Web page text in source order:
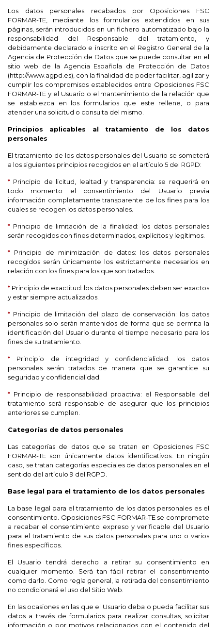
Los datos personales recabados por Oposiciones FSC
FORMAR-TE, mediante los formularios extendidos en sus
páginas, serán introducidos en un fichero automatizado bajo la
responsabilidad del Responsable del tratamiento, y
debidamente declarado e inscrito en el Registro General de la
Agencia de Protección de Datos que se puede consultar en el
sitio web de la Agencia Española de Protección de Datos
(http://www.agpd.es), con la finalidad de poder facilitar, agilizar y
cumplir los compromisos establecidos entre Oposiciones FSC
FORMAR-TE y el Usuario o el mantenimiento de la relación que
se establezca en los formularios que este rellene, o para
atender una solicitud o consulta del mismo.
Principios aplicables al tratamiento de los datos
personales
El tratamiento de los datos personales del Usuario se someterá
a los siguientes principios recogidos en el artículo 5 del RGPD:
* Principio de licitud, lealtad y transparencia: se requerirá en
todo momento el consentimiento del Usuario previa
información completamente transparente de los fines para los
cuales se recogen los datos personales.
* Principio de limitación de la finalidad: los datos personales
serán recogidos con fines determinados, explícitos y legítimos.
* Principio de minimización de datos: los datos personales
recogidos serán únicamente los estrictamente necesarios en
relación con los fines para los que son tratados.
* Principio de exactitud: los datos personales deben ser exactos
y estar siempre actualizados.
* Principio de limitación del plazo de conservación: los datos
personales solo serán mantenidos de forma que se permita la
identificación del Usuario durante el tiempo necesario para los
fines de su tratamiento.
* Principio de integridad y confidencialidad: los datos
personales serán tratados de manera que se garantice su
seguridad y confidencialidad.
* Principio de responsabilidad proactiva: el Responsable del
tratamiento será responsable de asegurar que los principios
anteriores se cumplen.
Categorías de datos personales
Las categorías de datos que se tratan en Oposiciones FSC
FORMAR-TE son únicamente datos identificativos. En ningún
caso, se tratan categorías especiales de datos personales en el
sentido del artículo 9 del RGPD.
Base legal para el tratamiento de los datos personales
La base legal para el tratamiento de los datos personales es el
consentimiento. Oposiciones FSC FORMAR-TE se compromete
a recabar el consentimiento expreso y verificable del Usuario
para el tratamiento de sus datos personales para uno o varios
fines específicos.
El Usuario tendrá derecho a retirar su consentimiento en
cualquier momento. Será tan fácil retirar el consentimiento
como darlo. Como regla general, la retirada del consentimiento
no condicionará el uso del Sitio Web.
En las ocasiones en las que el Usuario deba o pueda facilitar sus
datos a través de formularios para realizar consultas, solicitar
información o por motivos relacionados con el contenido del